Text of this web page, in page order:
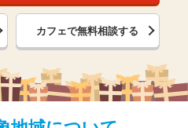
カフェで無料相談する